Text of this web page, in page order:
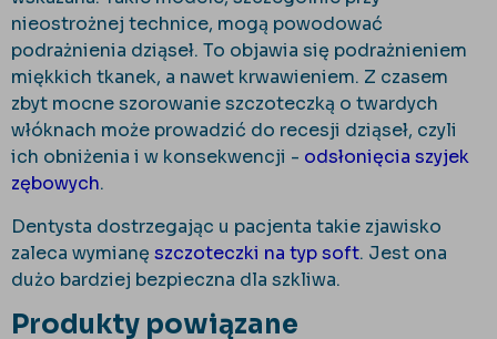
nieostrożnej technice, mogą powodować
podrażnienia dziąseł. To objawia się podrażnieniem
miękkich tkanek, a nawet krwawieniem. Z czasem
zbyt mocne szorowanie szczoteczką o twardych
włóknach może prowadzić do recesji dziąseł, czyli
ich obniżenia i w konsekwencji - odsłonięcia szyjek
zębowych.
Dentysta dostrzegając u pacjenta takie zjawisko
zaleca wymianę szczoteczki na typ soft. Jest ona
dużo bardziej bezpieczna dla szkliwa.
Produkty powiązane